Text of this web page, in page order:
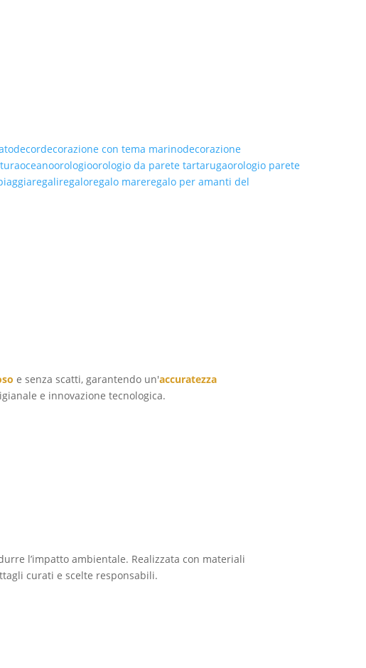
decordecorazione con tema marinodecorazione
oceanoorologioorologio da parete tartarugaorologio parete
regaliregaloregalo mareregalo per amanti del
e senza scatti, garantendo un'accuratezza
e innovazione tecnologica.
l’impatto ambientale. Realizzata con materiali
curati e scelte responsabili.